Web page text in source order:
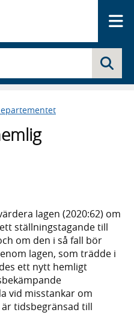
lagen (2020:62) om
ställningstagande till
om den i så fall bör
lagen, som trädde i
ett nytt hemligt
vid misstankar om
tidsbegränsad till